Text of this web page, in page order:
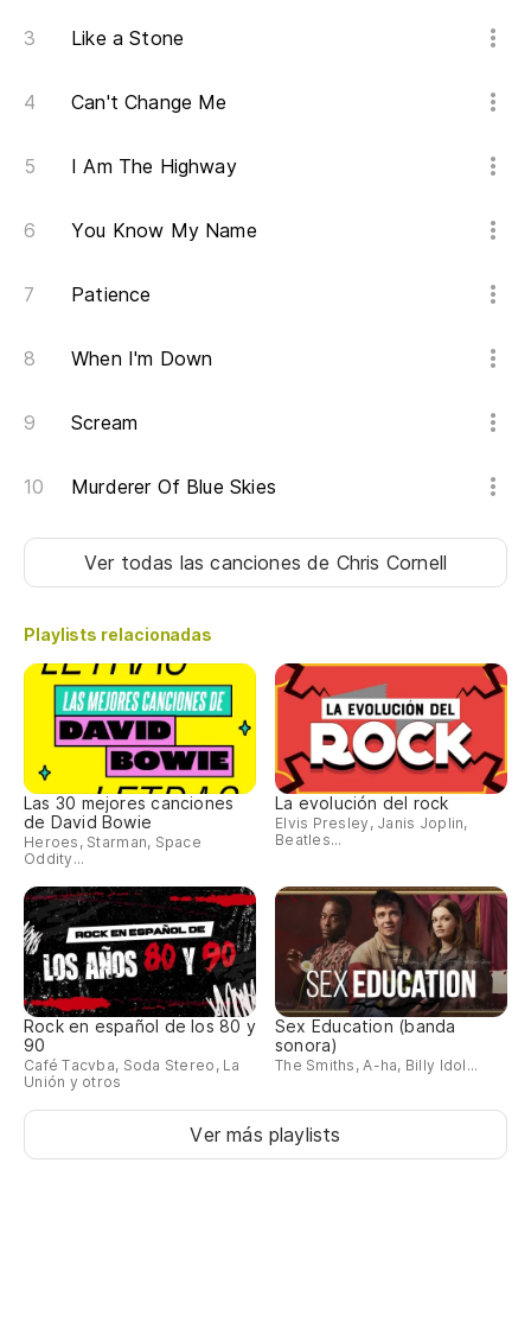
Like a Stone
Can't Change Me
I Am The Highway
You Know My Name
Patience
When I'm Down
Scream
Murderer Of Blue Skies
Ver todas las cancionesde Chris Cornell
Playlists relacionadas
Las 30 mejores canciones
de David Bowie
Heroes, Starman, Space
Oddity...
La evolución del rock
Elvis Presley, Janis Joplin,
Beatles...
Rock en español de los 80 y
90
Café Tacvba, Soda Stereo, La
Unión y otros
Sex Education (banda
sonora)
The Smiths, A-ha, Billy Idol...
Ver más playlists